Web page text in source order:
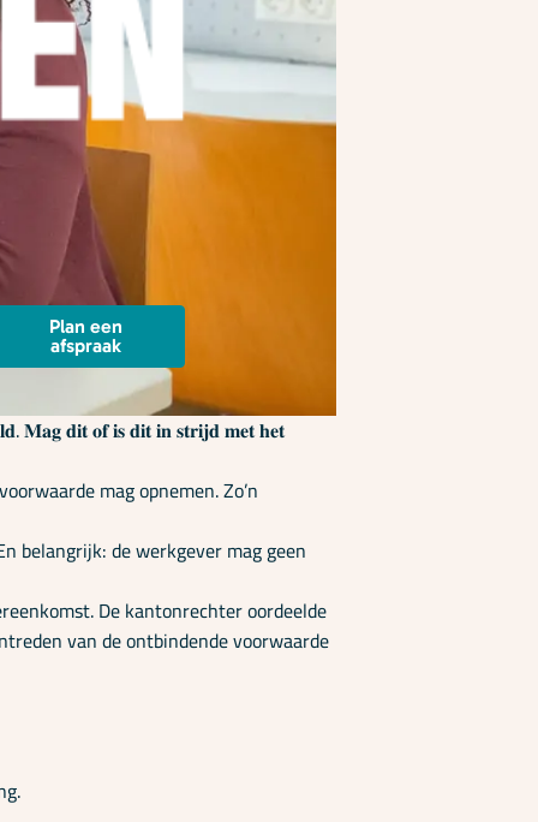
Plan een
afspraak
𝐝𝐢𝐭 𝐨𝐟 𝐢𝐬 𝐝𝐢𝐭 𝐢𝐧 𝐬𝐭𝐫𝐢𝐣𝐝 𝐦𝐞𝐭 𝐡𝐞𝐭
mag opnemen. Zo’n
belangrijk: de werkgever mag geen
De kantonrechter oordeelde
van de ontbindende voorwaarde